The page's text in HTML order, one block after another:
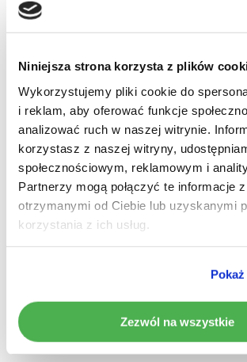
Niniejsza strona korzysta z plików
Wykorzystujemy pliki cookie do
i reklam, aby oferować funkcje
analizować ruch w naszej witrynie.
korzystasz z naszej witryny,
społecznościowym, reklamowym i
Partnerzy mogą połączyć te informacje
otrzymanymi od Ciebie lub uzyskanymi
korzystania z ich usług.
Zezwól na wszystkie
Brak produktów w
Idź do sklepu
W naszym sklepie znajdziesz szeroką
nowoczesnych urządzeń
dedykowane rozwiązania, jak i
radia do samochodu
, które zapewnia
jakość dźwięku oraz intuicyjną obsługę.
zainteresowaniem cieszy sięradio z
systememAndroid, które ma w sobie
odtwarzacza multimedialnego, zestawu
głośnomówiącego, a także systemu
Dzięki obsłudze Android Auto i Apple
korzystać z ulubionych aplikacji, a
Wi-Fi pozwala na szybki dostęp do
aktualizacji map. Każde dostępneradio
zostało zaprojektowane z
prostym montażu oraz niezawodnym